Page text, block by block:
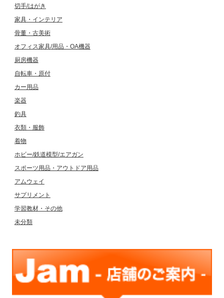
切手/はがき
家具・インテリア
骨董・古美術
オフィス家具/用品・OA機器
厨房機器
自転車・原付
カー用品
楽器
釣具
衣類・服飾
着物
ホビー/鉄道模型/エアガン
スポーツ用品・アウトドア用品
アムウェイ
サプリメント
学習教材・その他
未分類